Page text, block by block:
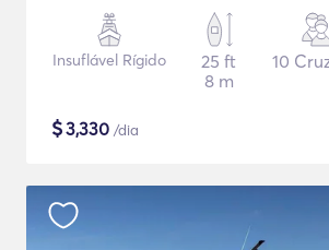
Insuflável Rígido
25 ft
8 m
10
$3,330 /dia